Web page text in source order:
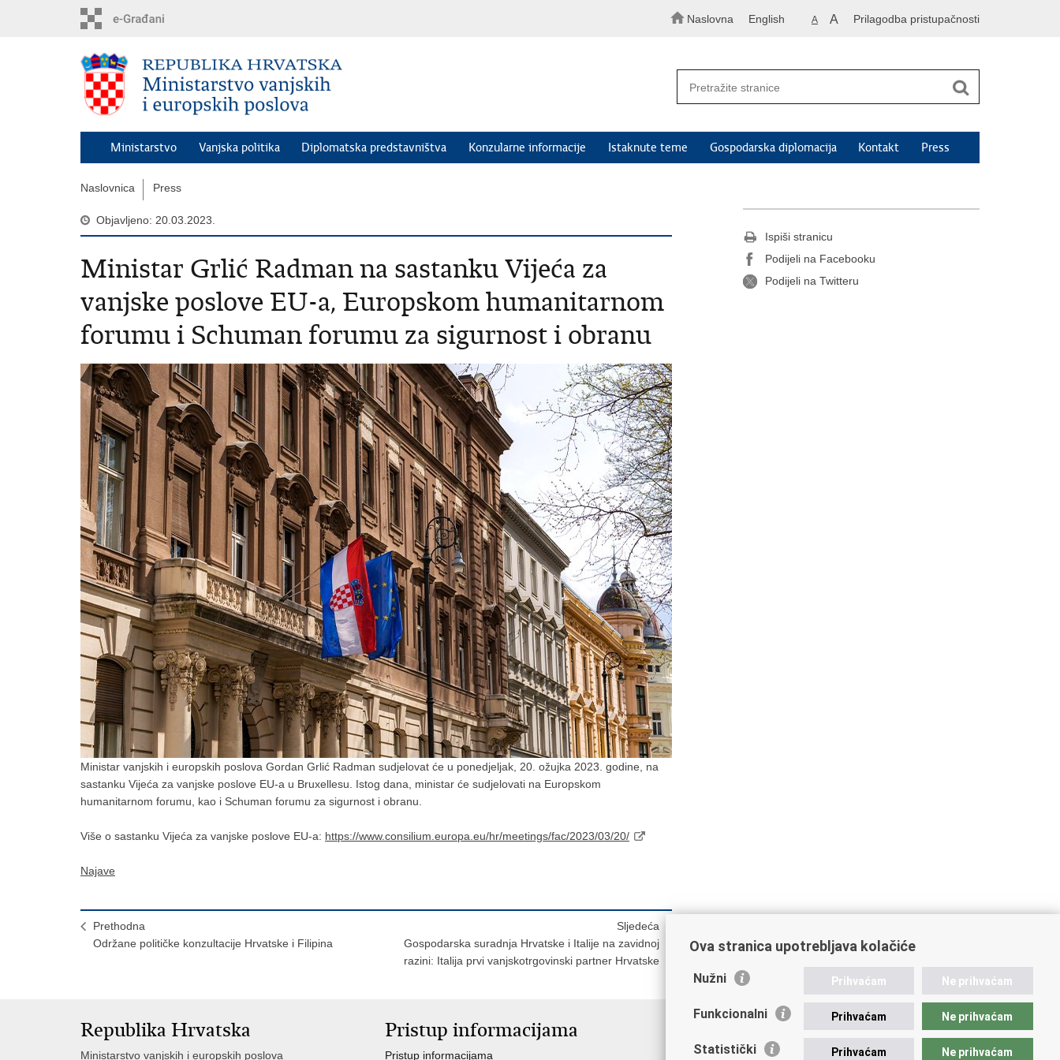
Naslovna English A A Prilagodba pristupačnosti
Ministarstvo Vanjska politika Diplomatska predstavništva Konzularne informacije Istaknute teme Gospodarska diplomacija Kontakt Press
Naslovnica Press
Objavljeno: 20.03.2023.
Ministar Grlić Radman na sastanku Vijeća za
vanjske poslove EU-a, Europskom humanitarnom
forumu i Schuman forumu za sigurnost i obranu
Ministar vanjskih i europskih poslova Gordan Grlić Radman sudjelovat će u ponedjeljak, 20. ožujka 2023. godine, na
sastanku Vijeća za vanjske poslove EU-a u Bruxellesu. Istog dana, ministar će sudjelovati na Europskom
humanitarnom forumu, kao i Schuman forumu za sigurnost i obranu.
Više o sastanku Vijeća za vanjske poslove EU-a: https://www.consilium.europa.eu/hr/meetings/fac/2023/03/20/
Najave
Prethodna
Održane političke konzultacije Hrvatske i Filipina
Sljedeća
Gospodarska suradnja Hrvatske i Italije na zavidnoj
razini: Italija prvi vanjskotrgovinski partner Hrvatske
Ispiši stranicu
Podijeli na Facebooku
Podijeli na Twitteru
Republika Hrvatska
Ministarstvo vanjskih i europskih poslova
Pristup informacijama
Pristup informacijama Javna nabava u MVEP-u
Ova stranica upotrebljava kolačiće
Nužni Prihvaćam Ne prihvaćam
Funkcionalni Prihvaćam Ne prihvaćam
Statistički Prihvaćam Ne prihvaćam